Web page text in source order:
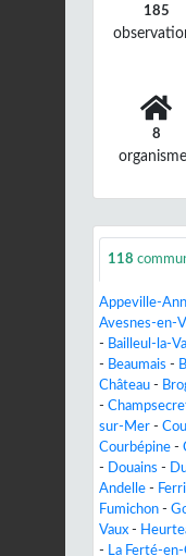
185
8
118
Appeville-
Avesnes-en-
- Bailleul-la-
- Beaumais -
Château -
-
sur-Mer -
Courbépine -
-
Douains -
Andelle -
Fumichon -
Vaux -
- La Ferté-